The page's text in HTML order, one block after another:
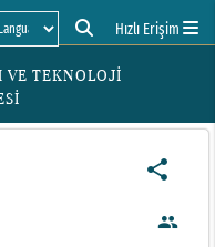
Hızlı Erişim
VE TEKNOLOJİ
share
people